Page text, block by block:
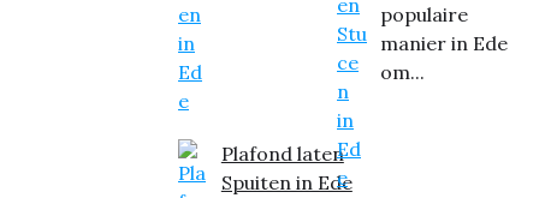
Plafond laten
Spuiten in Ede
populaire
manier in Ede
om...